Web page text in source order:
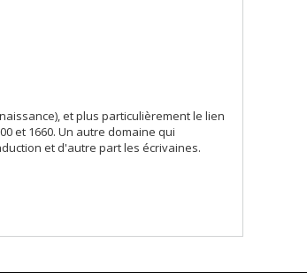
et plus particulièrement le lien
et 1660. Un autre domaine qui
et d'autre part les écrivaines.